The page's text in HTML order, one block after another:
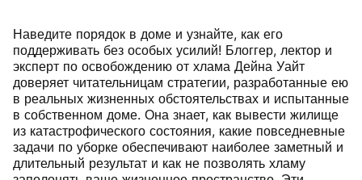
Наведите порядок в доме и узнайте, как его
поддерживать без особых усилий! Блоггер, лектор и
эксперт по освобождению от хлама Дейна Уайт
доверяет читательницам стратегии, разработанные ею
в реальных жизненных обстоятельствах и испытанные
в собственном доме. Она знает, как вывести жилище
из катастрофического состояния, какие повседневные
задачи по уборке обеспечивают наиболее заметный и
длительный результат и как не позволять хламу